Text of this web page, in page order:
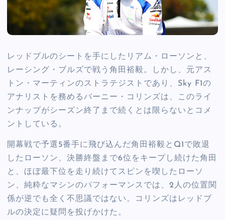
レッドブルのシートを手にしたリアム・ローソンと、
レーシング・ブルズで戦う角田裕毅。しかし、元アス
トン・マーティンのストラテジストであり、Sky F1の
アナリストを務めるバーニー・コリンズは、このライ
ンナップがシーズン終了まで続くとは限らないとコメ
ントしている。
開幕戦で予選5番手に飛び込んだ角田裕毅とQ1で敗退
したローソン、決勝終盤まで6位をキープし続けた角田
と、ほぼ最下位を走り続けてスピンを喫したローソ
ン、純粋なマシンのパフォーマンスでは、2人の位置関
係が逆でも全く不思議ではない。コリンズはレッドブ
ルの決定に疑問を投げかけた。